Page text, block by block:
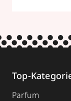
Top-
Parfum